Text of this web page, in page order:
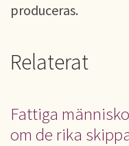
produceras.
Relaterat
Fattiga
om de rika